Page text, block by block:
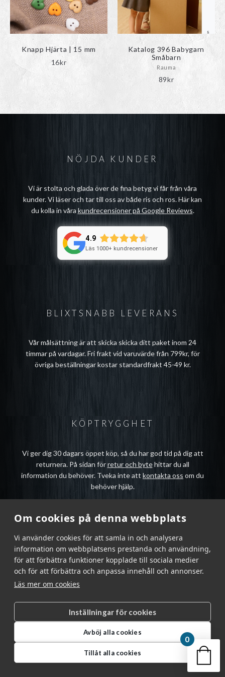
Om cookies på denna webbplats
Vi använder cookies för att samla in och analysera
information om webbplatsens prestanda och användning,
för att förbättra funktioner kopplade till sociala medier
och för att förbättra och anpassa innehåll och annonser.
Läs mer om cookies
Inställningar för cookies
Avböj alla cookies
Tillåt alla cookies
Knapp Hjärta | 15 mm
16kr
kan
väljas
på
produktsidan
Katalog 396 Babygarn
Småbarn
Rauma
89kr
BLIXTSNABB LEVERANS
Vår målsättning är att skicka skicka ditt paket inom 24
timmar på vardagar. Fri frakt vid varuvärde från 799kr, för
övriga beställningar kostar standardfrakt 45-49 kr.
NÖJDA KUNDER
Vi är stolta och glada över de fina betyg vi får från våra
kunder. Vi läser och tar till oss av både ris och ros. Här kan
du kolla in våra kundrecensioner på Google Reviews.
4.9
Läs 1000+ kundrecensioner
KÖPTRYGGHET
Vi ger dig 30 dagars öppet köp, så du har god tid på dig att
returnera. På sidan förretur och bytehittar du all
information du behöver. Tveka inte att kontakta oss om du
behöver hjälp.
KUNDSERVICE HISTORIEN OM OSS
NYHETSBREV
Din
0